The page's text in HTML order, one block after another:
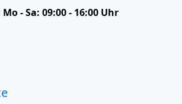
Mo - Sa: 09:00 - 16:00 Uhr